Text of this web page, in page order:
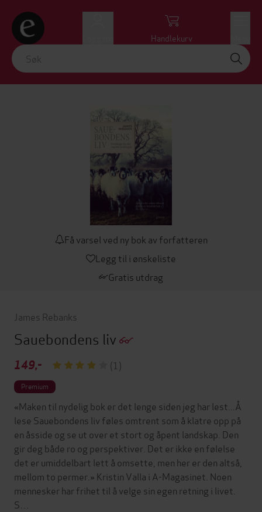
Handlekurv
Få varsel ved ny bok av forfatteren
Legg til i ønskeliste
Gratis utdrag
James Rebanks
Sauebondens liv
149,- (1)
Premium
«Maken til nydelig bok er det lenge siden jeg har lest...Å
lese Sauebondens liv føles omtrent som å klatre opp på
en åsside og se ut over et stort og åpent landskap. Den
gir deg både ro og perspektiver. Det er ikke en følelse
det er umiddelbart lett å omsette, men her er den altså,
mellom to permer.» Kristin Valla i A-Magasinet. Noen
mennesker har frihet til å velge sin egen retning i livet.
S…